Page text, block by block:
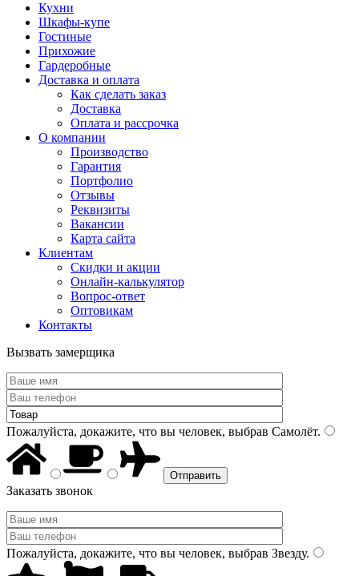
Кухни
Шкафы-купе
Гостиные
Прихожие
Гардеробные
Доставка и оплата
Как сделать заказ
Доставка
Оплата и рассрочка
О компании
Производство
Гарантия
Портфолио
Отзывы
Реквизиты
Вакансии
Карта сайта
Клиентам
Скидки и акции
Онлайн-калькулятор
Вопрос-ответ
Оптовикам
Контакты
Вызвать замерщика
Пожалуйста, докажите, что вы человек, выбрав Самолёт.
Заказать звонок
Пожалуйста, докажите, что вы человек, выбрав Звезду.